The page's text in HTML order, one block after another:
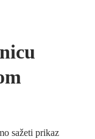
sažeti prikaz